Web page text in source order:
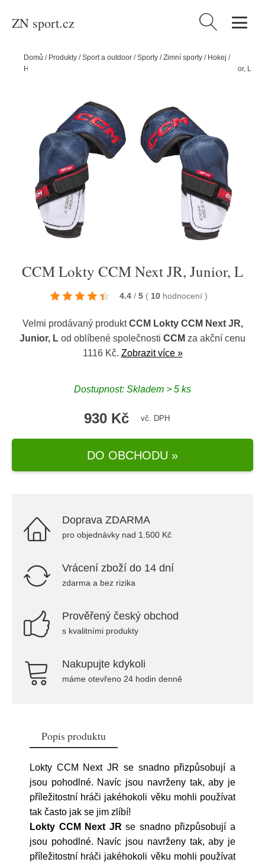
ZN sport.cz Vyhledávání
Domů / Produkty /Sport a outdoor /Sporty /Zimní sporty / Hokej /
Hokejový hráč
CCM Lokty CCM Next JR, Junior, L
CCM Lokty CCM Next JR, Junior, L
4.4 / 5 ( 10 hodnocení )
Velmi prodávaný produktCCM Lokty CCM Next JR,
Junior, L od oblíbené společnosti CCM za akční cenu
1116 Kč. Zobrazit více »
Dostupnost: Skladem > 5 ks
930 Kč vč. DPH
DO OBCHODU »
Doprava ZDARMA
pro objednávky nad 1.500 Kč
Vrácení zboží do 14 dní
zdarma a bez rizika
Prověřený český obchod
s kvalitními produkty
Nakupujte kdykoli
máme otevřeno 24 hodin denně
Popis produktu
Lokty CCM Next JR se snadno přizpůsobují a
jsou pohodlné. Navíc jsou navrženy tak, aby je
příležitostní hráči jakéhokoli věku mohli používat
tak často jak se jim zlíbí!
Lokty CCM Next JR se snadno přizpůsobují a
jsou pohodlné. Navíc jsou navrženy tak, aby je
příležitostní hráči jakéhokoli věku mohli používat